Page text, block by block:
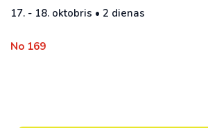
17. - 18. oktobris • 2 dienas
No 169